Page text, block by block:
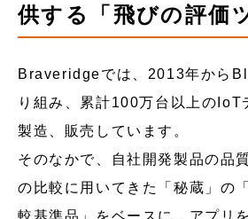
供する「飛びの評価
Braveridgeでは、2013年から
り組み、累計100万台以上のIoT
製造、販売しています。
そのなかで、自社開発製品の品
の比較に用いてきた「秘蔵」の
較基準品」をベースに、アプリ